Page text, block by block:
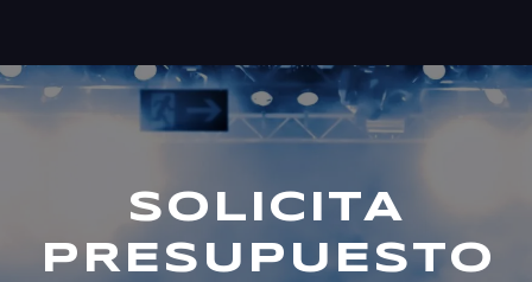
SOLICITA
PRESUPUESTO